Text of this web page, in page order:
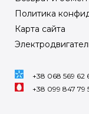
Политика
Карта сайта
+38 068 569 62
+38 099 847 79